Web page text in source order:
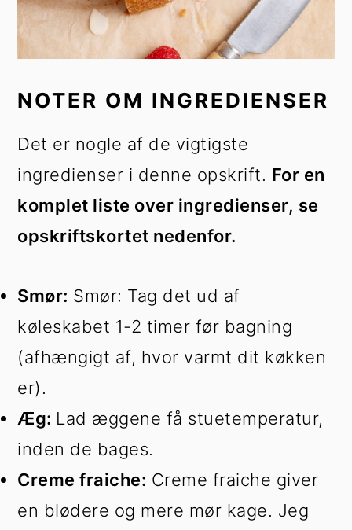
NOTER OM INGREDIENSER
Det er nogle af de vigtigste
ingredienser i denne opskrift. For en
komplet liste over ingredienser, se
opskriftskortet nedenfor.
Smør: Smør: Tag det ud af
køleskabet 1-2 timer før bagning
(afhængigt af, hvor varmt dit køkken
er).
Æg: Lad æggene få stuetemperatur,
inden de bages.
Creme fraiche: Creme fraiche giver
en blødere og mere mør kage. Jeg